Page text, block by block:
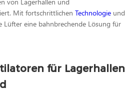
Mit fortschrittlichen Technologie und
Lüfter eine bahnbrechende Lösung für
für Lagerhallen